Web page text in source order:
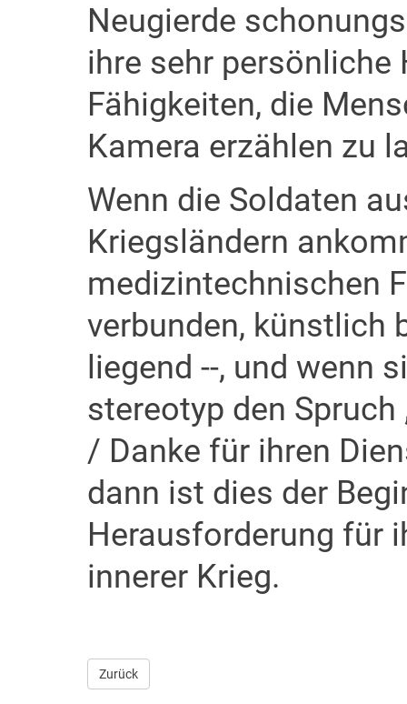
Neugierde
ihre sehr
Fähigkeiten, die
Kamera erzählen zu
Wenn die Soldaten
Kriegsländern
medizintechnischen
verbunden, künstlich
liegend --, und wenn
stereotyp den
/ Danke für ihren
dann ist dies der
Herausforderung für
innerer Krieg.
Zurück